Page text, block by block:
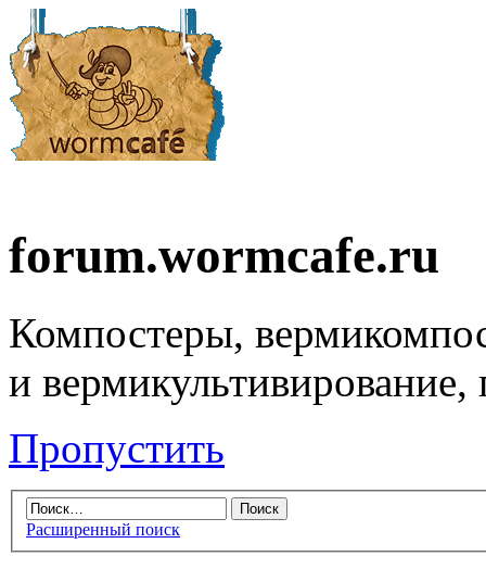
forum.wormcafe.ru
Компостеры,
и
Пропустить
Расширенный поиск